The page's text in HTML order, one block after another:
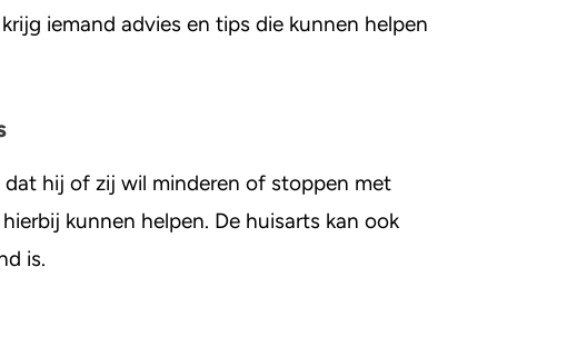
iemand advies en tips die kunnen helpen
hij of zij wil minderen of stoppen met
kunnen helpen. De huisarts kan ook
is.